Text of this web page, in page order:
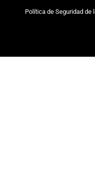
Política de Seguridad de